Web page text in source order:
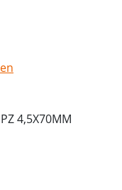
4,5X70MM